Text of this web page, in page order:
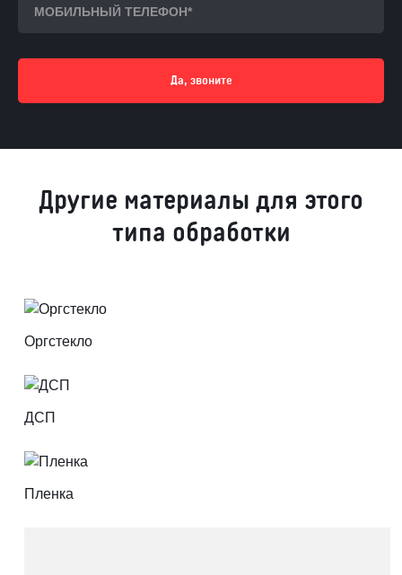
Да, звоните
Другие материалы для этого
типа обработки
Оргстекло
ДСП
Пленка